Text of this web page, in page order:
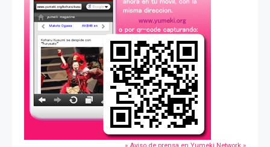
» Aviso de prensa en Yumeki Network »